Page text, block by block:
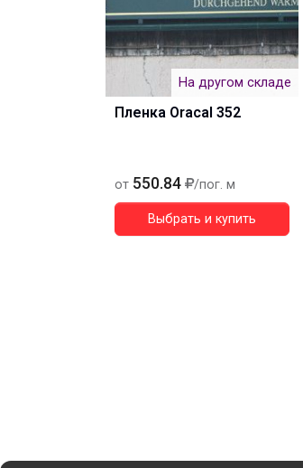
На другом складе
Пленка Oracal 352
от 550.84 /пог. м
Выбрать и купить